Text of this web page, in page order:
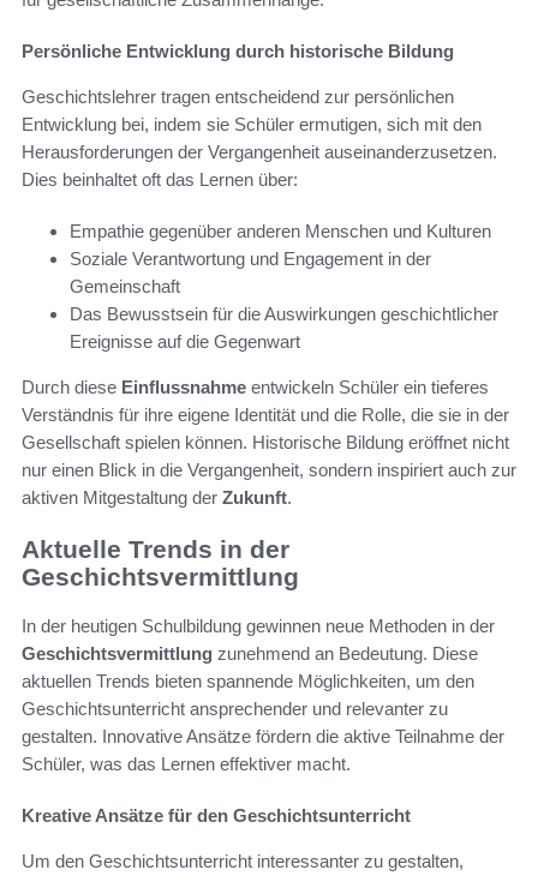
Persönliche Entwicklung durch historische Bildung
Geschichtslehrer tragen entscheidend zur persönlichen
Entwicklung bei, indem sie Schüler ermutigen, sich mit den
Herausforderungen der Vergangenheit auseinanderzusetzen.
Dies beinhaltet oft das Lernen über:
Empathie gegenüber anderen Menschen und Kulturen
Soziale Verantwortung und Engagement in der
Gemeinschaft
Das Bewusstsein für die Auswirkungen geschichtlicher
Ereignisse auf die Gegenwart
Durch diese Einflussnahme entwickeln Schüler ein tieferes
Verständnis für ihre eigene Identität und die Rolle, die sie in der
Gesellschaft spielen können. Historische Bildung eröffnet nicht
nur einen Blick in die Vergangenheit, sondern inspiriert auch zur
aktiven Mitgestaltung der Zukunft.
Aktuelle Trends in der
Geschichtsvermittlung
In der heutigen Schulbildung gewinnen neue Methoden in der
Geschichtsvermittlung zunehmend an Bedeutung. Diese
aktuellen Trends bieten spannende Möglichkeiten, um den
Geschichtsunterricht ansprechender und relevanter zu
gestalten. Innovative Ansätze fördern die aktive Teilnahme der
Schüler, was das Lernen effektiver macht.
Kreative Ansätze für den Geschichtsunterricht
Um den Geschichtsunterricht interessanter zu gestalten,